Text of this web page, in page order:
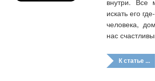
искать его
человека,
нас
К статье ...